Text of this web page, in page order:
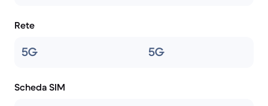
Rete
5G 5G
Scheda SIM